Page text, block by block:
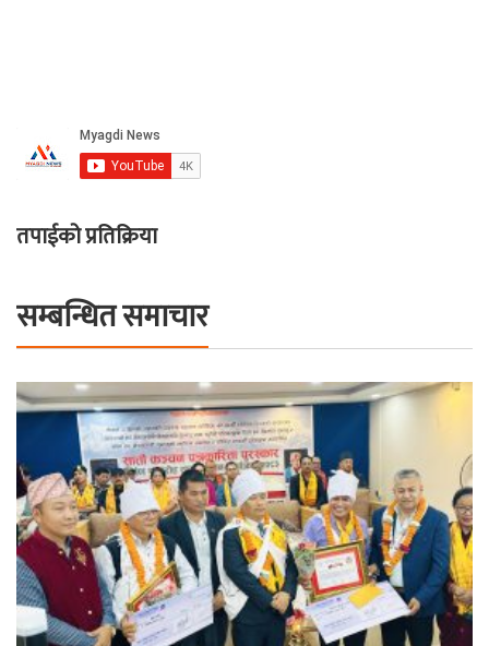
तपाईको प्रतिक्रिया
सम्बन्धित समाचार